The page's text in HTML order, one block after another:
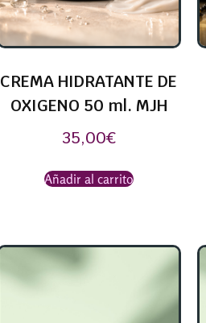
CREMA HIDRATANTE DE
OXIGENO 50 ml. MJH
35,00€
Añadir al carrito